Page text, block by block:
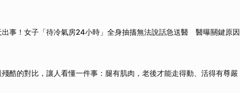
出事！女子「待冷氣房24小時」全身抽搐無法說話急送醫 醫曝關鍵原因
酷的對比，讓人看懂一件事：腿有肌肉，老後才能走得動、活得有尊嚴